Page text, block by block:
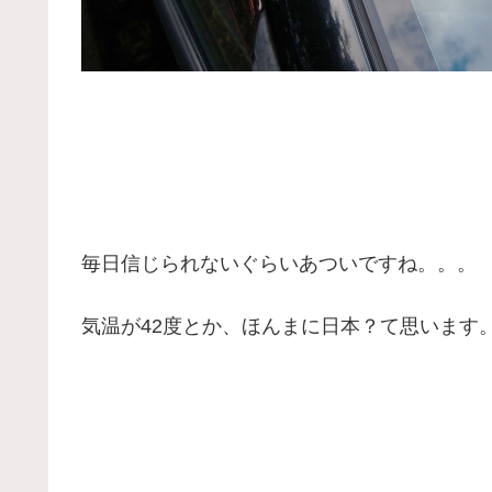
毎日信じられないぐらいあついですね。。。
気温が42度とか、ほんまに日本？て思います